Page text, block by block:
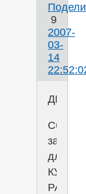
9
2007-
03-
14
для
РАБОТ